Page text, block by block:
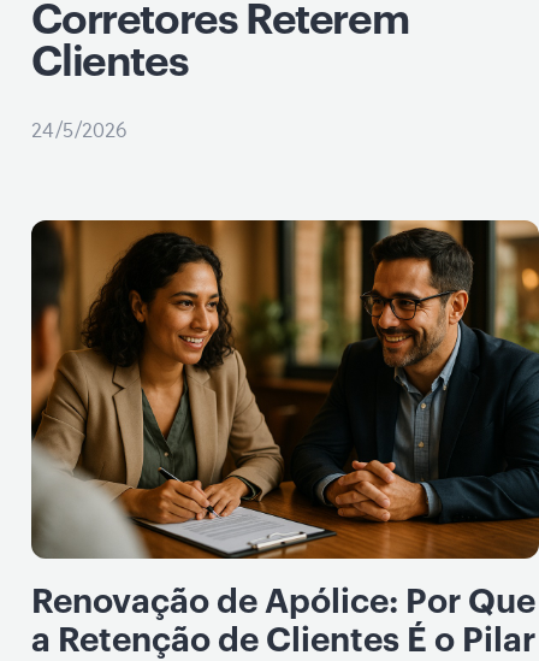
Corretores Reterem
Clientes
24/5/2026
Renovação de Apólice: Por Que
a Retenção de Clientes É o Pilar